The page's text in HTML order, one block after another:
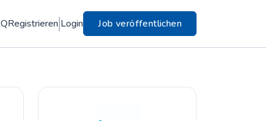
Registrieren Login Job veröffentlichen